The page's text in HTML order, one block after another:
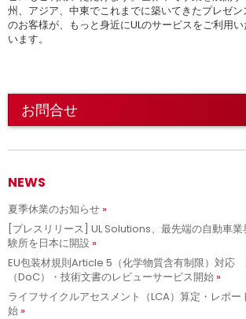
州、アジア、中東でこれまでに築いてきたプレゼ
のお客様が、もっと身近にULのサービスをご利用
います。
お問合せ
NEWS
夏季休業のお知らせ
[プレスリリース] UL Solutions、最先端の自動車
験所を日本に開設
EU包装材規則Article 5（化学物質含有制限）対応
（DoC）・技術文書のレビューサービス開始
ライフサイクルアセスメント（LCA）算定・レポ
始